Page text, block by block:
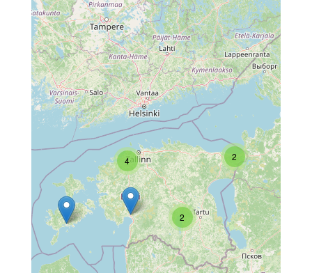
2
2
4